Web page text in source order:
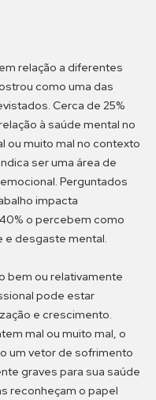
relação a diferentes
como uma das
Cerca de 25%
à saúde mental no
ou muito mal no contexto
ser uma área de
Perguntados
impacta
o percebem como
e desgaste mental.
bem ou relativamente
pode estar
e crescimento.
mal ou muito mal, o
um vetor de sofrimento
graves para sua saúde
reconheçam o papel